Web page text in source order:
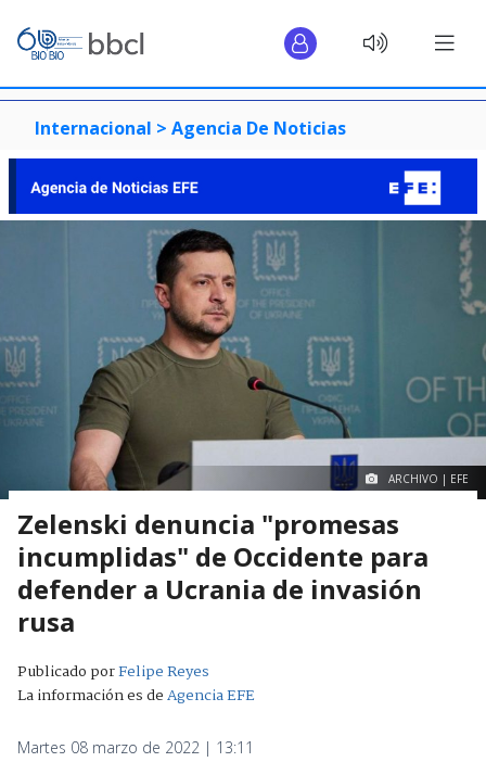
Internacional > Agencia De Noticias
ARCHIVO | EFE
Zelenski denuncia "promesas
incumplidas" de Occidente para
defender a Ucrania de invasión
rusa
Publicado porFelipe Reyes
La información es deAgencia EFE
Martes 08 marzo de 2022 | 13:11